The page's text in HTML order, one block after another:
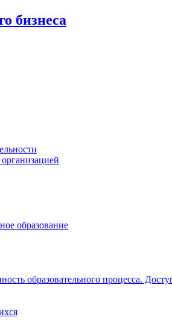
бизнеса
образование
образовательного процесса.